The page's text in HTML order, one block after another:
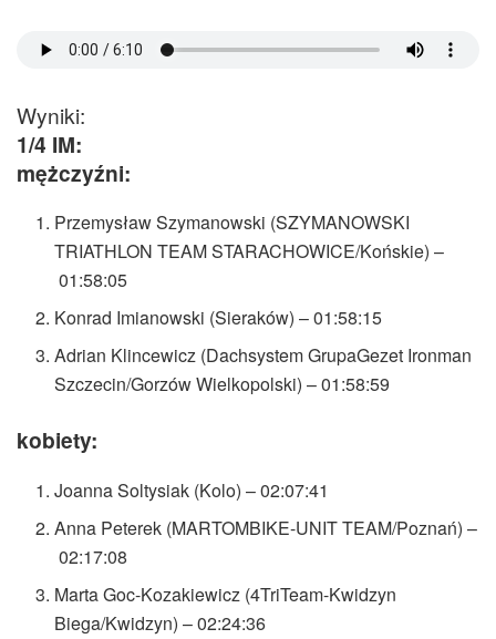
Wyniki:
1/4 IM:
mężczyźni:
Przemysław Szymanowski (SZYMANOWSKI
TRIATHLON TEAM STARACHOWICE/Końskie) –
01:58:05
Konrad Imianowski (Sieraków) – 01:58:15
Adrian Klincewicz (Dachsystem GrupaGezet Ironman
Szczecin/Gorzów Wielkopolski) – 01:58:59
kobiety:
Joanna Soltysiak (Kolo) – 02:07:41
Anna Peterek (MARTOMBIKE-UNIT TEAM/Poznań) –
02:17:08
Marta Goc-Kozakiewicz (4TriTeam-Kwidzyn
Biega/Kwidzyn) – 02:24:36